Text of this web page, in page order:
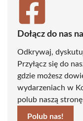
Dołącz do nas
Odkrywaj,
Przyłącz się do
gdzie możesz
wydarzeniach w
polub naszą
Polub nas!